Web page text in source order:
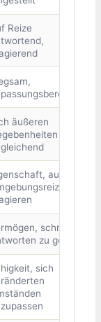
Reize
äußeren
auf
zu
schnell
zu geben
sich